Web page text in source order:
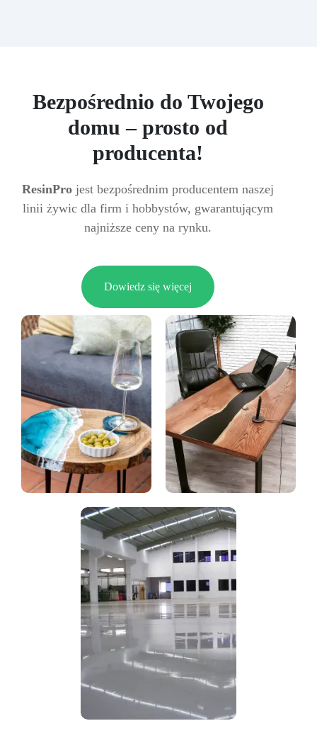
Bezpośrednio do Twojego
domu – prosto od
producenta!
ResinPro jest bezpośrednim producentem naszej
linii żywic dla firm i hobbystów, gwarantującym
najniższe ceny na rynku.
Dowiedz się więcej